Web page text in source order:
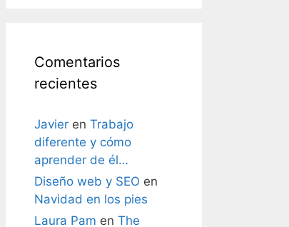
Comentarios
recientes
Javier en Trabajo
diferente y cómo
aprender de él…
Diseño web y SEO en
Navidad en los pies
Laura Pam en The